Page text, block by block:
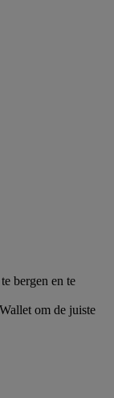
bergen en te
om de juiste